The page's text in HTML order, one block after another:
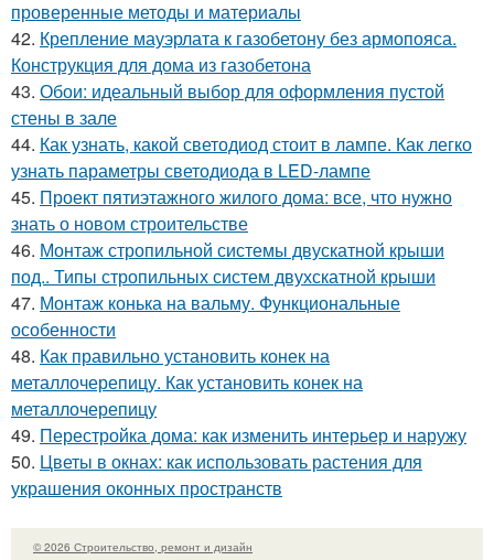
проверенные методы и материалы
42. Крепление мауэрлата к газобетону без армопояса.
Конструкция для дома из газобетона
43. Обои: идеальный выбор для оформления пустой
стены в зале
44. Как узнать, какой светодиод стоит в лампе. Как легко
узнать параметры светодиода в LED-лампе
45. Проект пятиэтажного жилого дома: все, что нужно
знать о новом строительстве
46. Монтаж стропильной системы двускатной крыши
под.. Типы стропильных систем двухскатной крыши
47. Монтаж конька на вальму. Функциональные
особенности
48. Как правильно установить конек на
металлочерепицу. Как установить конек на
металлочерепицу
49. Перестройка дома: как изменить интерьер и наружу
50. Цветы в окнах: как использовать растения для
украшения оконных пространств
© 2026 Строительство, ремонт и дизайн